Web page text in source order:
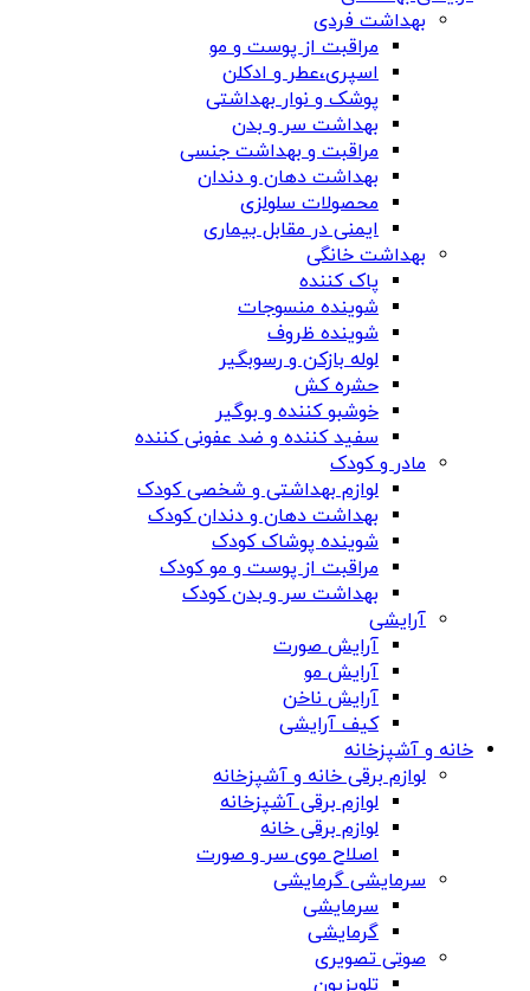
بهداشت فردی
مراقبت از پوست و مو
اسپری،عطر و ادکلن
پوشک و نوار بهداشتی
بهداشت سر و بدن
مراقبت و بهداشت جنسی
بهداشت دهان و دندان
محصولات سلولزی
ایمنی در مقابل بیماری
بهداشت خانگی
پاک کننده
شوینده منسوجات
شوینده ظروف
لوله بازکن و رسوبگیر
حشره کش
خوشبو کننده و بوگیر
سفید کننده و ضد عفونی کننده
مادر و کودک
لوازم بهداشتی و شخصی کودک
بهداشت دهان و دندان کودک
شوینده پوشاک کودک
مراقبت از پوست و مو کودک
بهداشت سر و بدن کودک
آرایشی
آرایش صورت
آرایش مو
آرایش ناخن
کیف آرایشی
خانه و آشپزخانه
لوازم برقی خانه و آشپزخانه
لوازم برقی آشپزخانه
لوازم برقی خانه
اصلاح موی سر و صورت
سرمایشی گرمایشی
سرمایشی
گرمایشی
صوتی تصویری
تلویزیون